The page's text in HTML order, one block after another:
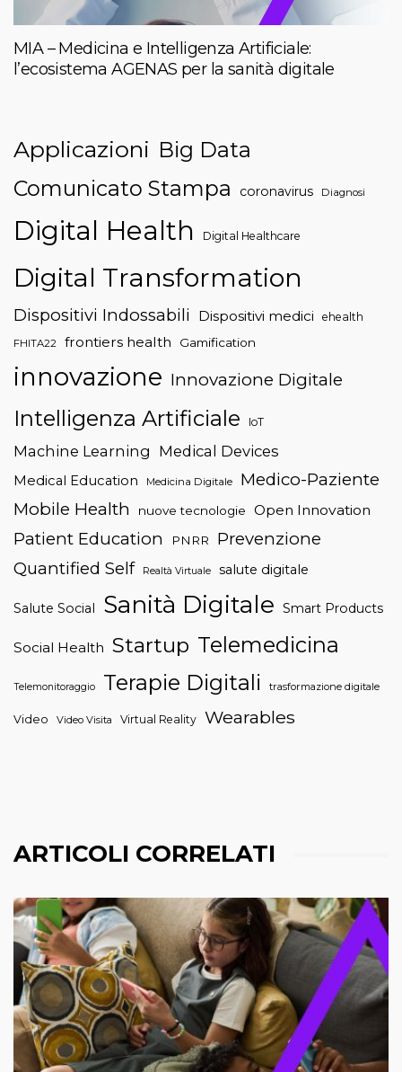
MIA – Medicina e Intelligenza Artificiale:
l’ecosistema AGENAS per la sanità digitale
Applicazioni Big Data
Comunicato Stampa
coronavirus Diagnosi
Digital Health Digital Healthcare
Digital Transformation
Dispositivi Indossabili Dispositivi medici ehealth
FHITA22 frontiers health Gamification
innovazione Innovazione Digitale
Intelligenza Artificiale IoT
Machine Learning Medical Devices
Medical Education Medicina Digitale
Medico-Paziente
Mobile Health
nuove tecnologie Open Innovation
Patient Education PNRR
Prevenzione
Quantified Self
Realtà Virtuale salute digitale
Salute Social Sanità Digitale Smart Products
Social Health Startup Telemedicina
Telemonitoraggio Terapie Digitali trasformazione digitale
Video Video Visita Virtual Reality Wearables
ARTICOLI CORRELATI